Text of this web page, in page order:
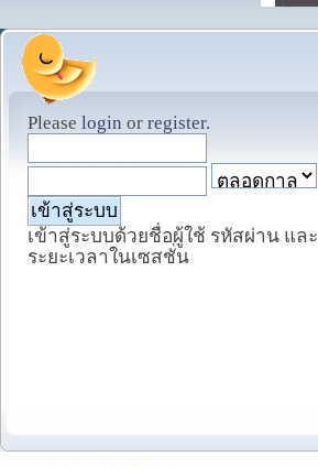
Please login or register.
เข้าสู่ระบบด้วยชื่อผู้ใช้ รหัสผ่าน และ
ระยะเวลาในเซสชั่น